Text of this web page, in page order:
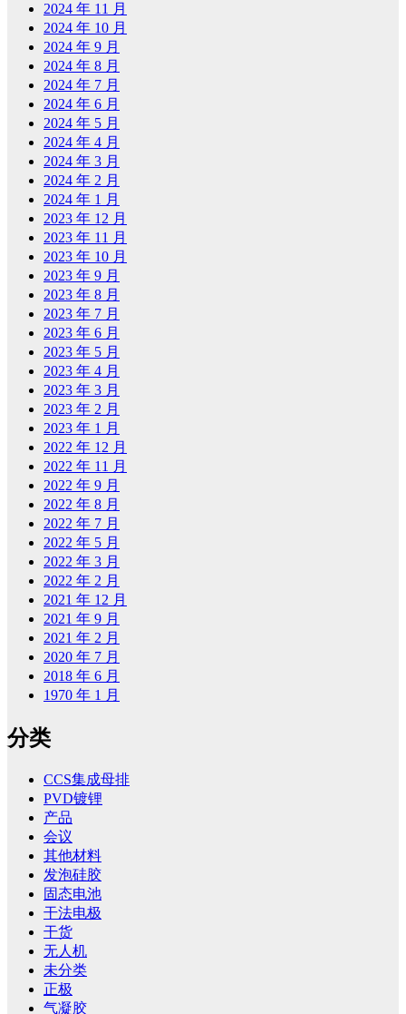
2024 年 11 月
2024 年 10 月
2024 年 9 月
2024 年 8 月
2024 年 7 月
2024 年 6 月
2024 年 5 月
2024 年 4 月
2024 年 3 月
2024 年 2 月
2024 年 1 月
2023 年 12 月
2023 年 11 月
2023 年 10 月
2023 年 9 月
2023 年 8 月
2023 年 7 月
2023 年 6 月
2023 年 5 月
2023 年 4 月
2023 年 3 月
2023 年 2 月
2023 年 1 月
2022 年 12 月
2022 年 11 月
2022 年 9 月
2022 年 8 月
2022 年 7 月
2022 年 5 月
2022 年 3 月
2022 年 2 月
2021 年 12 月
2021 年 9 月
2021 年 2 月
2020 年 7 月
2018 年 6 月
1970 年 1 月
分类
CCS集成母排
PVD镀锂
产品
会议
其他材料
发泡硅胶
固态电池
干法电极
干货
无人机
未分类
正极
气凝胶